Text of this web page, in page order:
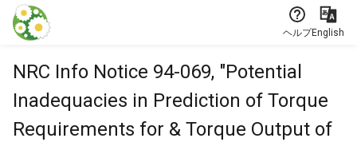
本文に飛ぶ
ヘルプEnglish
NRC Info Notice 94-069, "Potential
Inadequacies in Prediction of Torque
Requirements for & Torque Output of